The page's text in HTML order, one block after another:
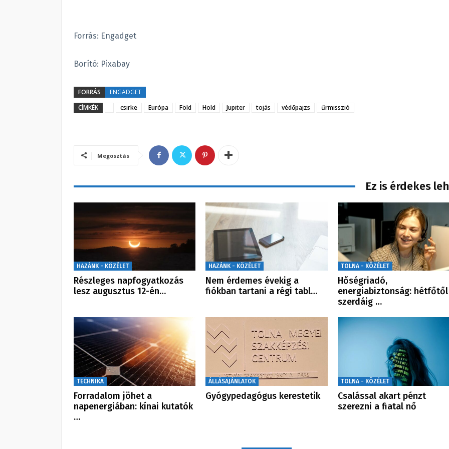
Forrás: Engadget
Borító: Pixabay
FORRÁS
ENGADGET
CÍMKÉK
csirke Európa Föld Hold Jupiter tojás védőpajzs űrmisszió
Megosztás
Ez is érdekes
HAZÁNK - KÖZÉLET
Részleges napfogyatkozás
lesz augusztus 12-én…
HAZÁNK - KÖZÉLET
Nem érdemes évekig a
fiókban tartani a régi tabl…
TOLNA - KÖZÉLET
Hőségriadó,
energiabiztonság: hétfőtől
szerdáig …
TECHNIKA
Forradalom jöhet a
napenergiában: kínai kutatók
…
ÁLLÁSAJÁNLATOK
Gyógypedagógus kerestetik
TOLNA - KÖZÉLET
Csalással akart pénzt
szerezni a fiatal nő